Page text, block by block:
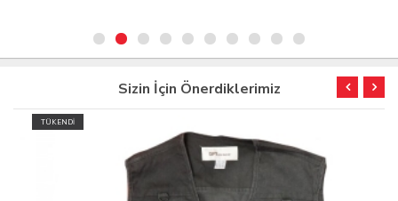
Sizin İçin Önerdiklerimiz
TÜKENDİ